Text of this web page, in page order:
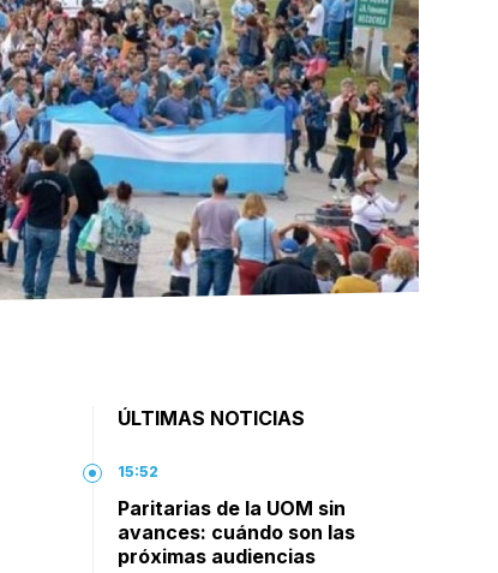
ÚLTIMAS NOTICIAS
15:52
Paritarias de la UOM sin
avances: cuándo son las
próximas audiencias